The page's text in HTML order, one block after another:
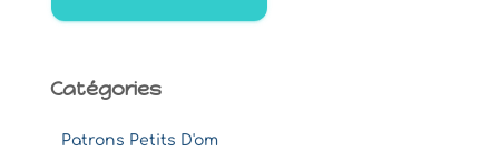
r
Catégories
Patrons Petits D'om